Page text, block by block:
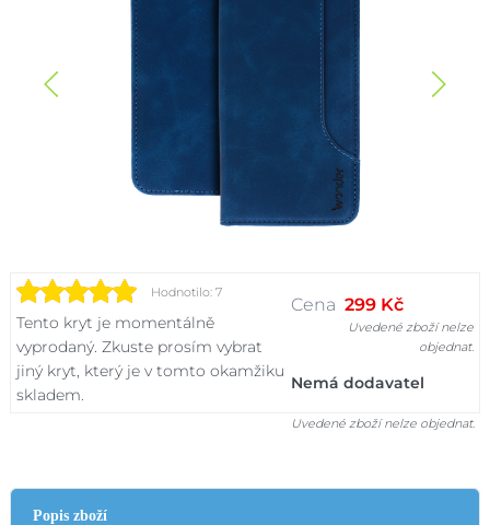
Hodnotilo: 7
Tento kryt je momentálně
vyprodaný. Zkuste prosím vybrat
jiný kryt, který je v tomto okamžiku
skladem.
Cena 299 Kč
Uvedené zboží nelze
objednat.
Nemá dodavatel
Uvedené zboží nelze objednat.
Popis zboží